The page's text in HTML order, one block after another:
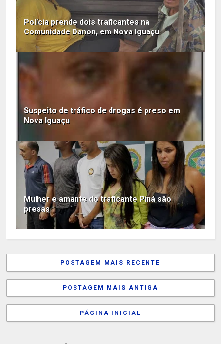
Polícia prende dois traficantes na
Comunidade Danon, em Nova Iguaçu
Suspeito de tráfico de drogas é preso em
Nova Iguaçu
Mulher e amante do traficante Piná são
presas
POSTAGEM MAIS RECENTE
POSTAGEM MAIS ANTIGA
PÁGINA INICIAL